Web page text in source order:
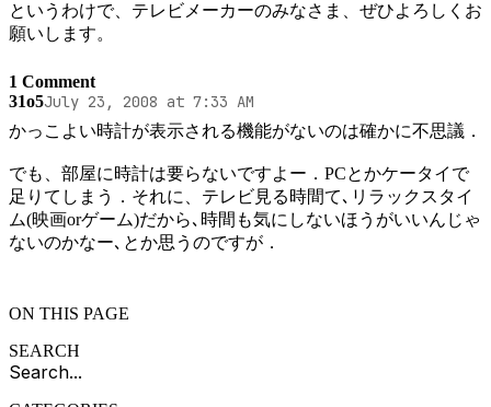
というわけで、テレビメーカーのみなさま、ぜひよろしくお
願いします。
1 Comment
31o5July 23, 2008 at 7:33 AM
かっこよい時計が表示される機能がないのは確かに不思議．
でも、部屋に時計は要らないですよー．PCとかケータイで
足りてしまう．それに、テレビ見る時間て､リラックスタイ
ム(映画orゲーム)だから､時間も気にしないほうがいいんじゃ
ON THIS PAGE
SEARCH